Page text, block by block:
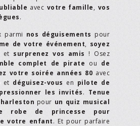
avec votre famille, vos
.
parmi nos déguisements pour
de votre événement, soyez
et surprenez vos amis ! Osez
complet de pirate ou de
votre soirée années 80 avec
et déguisez-vous en pilote de
les invités. Tenue
pour un quiz musical
robe de princesse pour
votre enfant. Et pour parfaire